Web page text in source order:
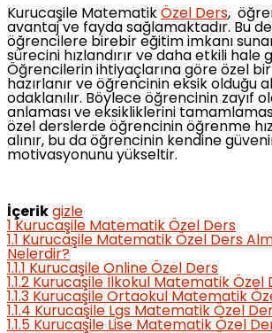
Kurucaşile Matematik Özel Ders,
avantaj ve fayda sağlamaktadır. Bu
öğrencilere birebir eğitim imkanı
sürecini hızlandırır ve daha etkili hale
Öğrencilerin ihtiyaçlarına göre özel
hazırlanır ve öğrencinin eksik olduğu
odaklanılır. Böylece öğrencinin zayıf
anlaması ve eksikliklerini
özel derslerde öğrencinin öğrenme
alınır, bu da öğrencinin kendine
motivasyonunu yükseltir.
İçerik gizle
Kurucaşile Matematik Özel Ders
1.1
Kurucaşile Matematik Özel Ders
Nelerdir?
1.1.1
Kurucaşile Online Özel Ders
1.1.2 Kurucaşile İlkokul Matematik Özel
1.1.3 Kurucaşile Ortaokul Matematik
1.1.4 Kurucaşile Lgs Matematik Özel
1.1.5 Kurucaşile Lise Matematik Özel